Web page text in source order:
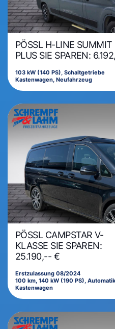
PÖSSL H-LINE
PLUS SIE SPAREN:
103 kW (140 PS), Schaltgetriebe
Kastenwagen, Neufahrzeug
PÖSSL CAMPSTAR V-
KLASSE SIE SPAREN:
25.190,-- €
Erstzulassung 08/2024
100 km, 140 kW (190 PS), Automatik
Kastenwagen